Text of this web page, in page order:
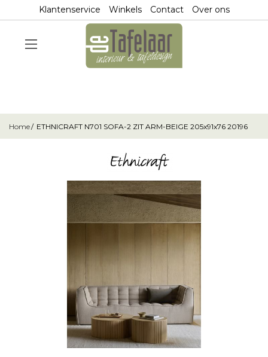
Klantenservice Winkels Contact Over ons
Home ETHNICRAFT N701 SOFA-2 ZIT ARM-BEIGE 205x91x76 20196